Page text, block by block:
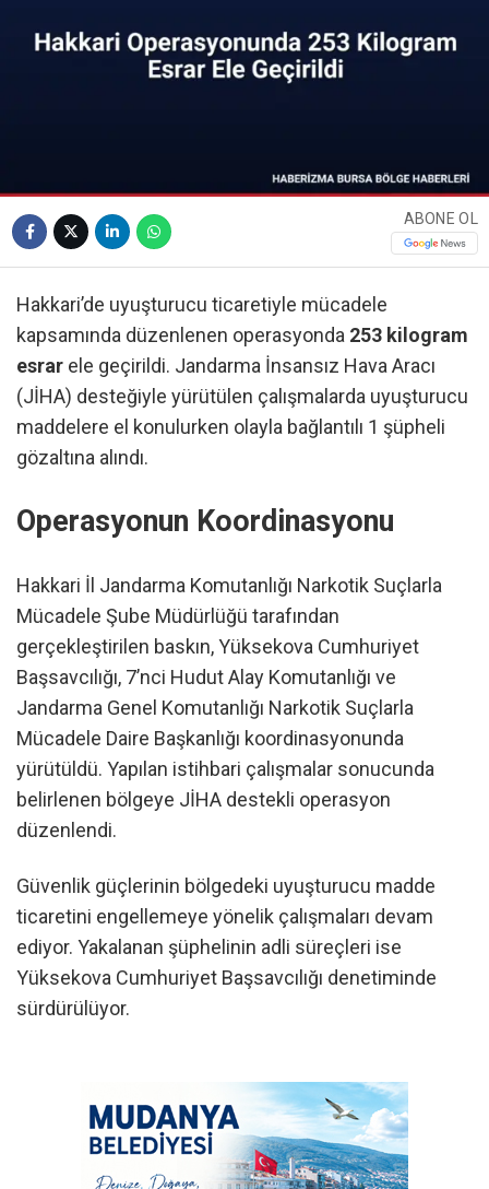
ABONE OL
Hakkari’de uyuşturucu ticaretiyle mücadele
kapsamında düzenlenen operasyonda 253 kilogram
esrar ele geçirildi. Jandarma İnsansız Hava Aracı
(JİHA) desteğiyle yürütülen çalışmalarda uyuşturucu
maddelere el konulurken olayla bağlantılı 1 şüpheli
gözaltına alındı.
Operasyonun Koordinasyonu
Hakkari İl Jandarma Komutanlığı Narkotik Suçlarla
Mücadele Şube Müdürlüğü tarafından
gerçekleştirilen baskın, Yüksekova Cumhuriyet
Başsavcılığı, 7’nci Hudut Alay Komutanlığı ve
Jandarma Genel Komutanlığı Narkotik Suçlarla
Mücadele Daire Başkanlığı koordinasyonunda
yürütüldü. Yapılan istihbari çalışmalar sonucunda
belirlenen bölgeye JİHA destekli operasyon
düzenlendi.
Güvenlik güçlerinin bölgedeki uyuşturucu madde
ticaretini engellemeye yönelik çalışmaları devam
ediyor. Yakalanan şüphelinin adli süreçleri ise
Yüksekova Cumhuriyet Başsavcılığı denetiminde
sürdürülüyor.